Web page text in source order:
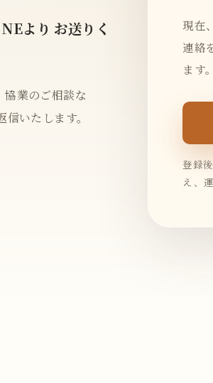
より お送りく
業のご相談な
いたします。
現在
連絡
ます。
登録
え、